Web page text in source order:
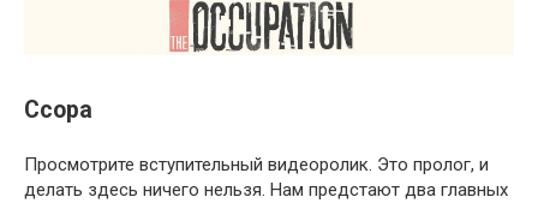
Ссора
Просмотрите вступительный видеоролик. Это пролог, и
делать здесь ничего нельзя. Нам предстают два главных